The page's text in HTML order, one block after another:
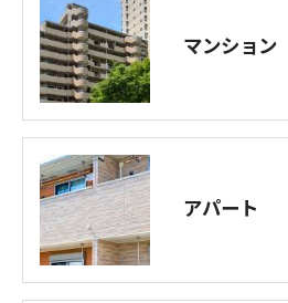
マンション
アパート